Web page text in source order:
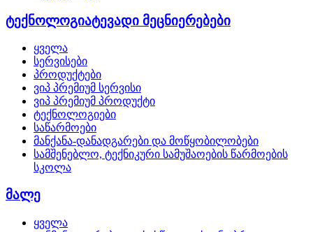
ტექნოლოგიატევადი მეცნიერებები
ყველა
სერვისები
პროდუქტები
ვიპ პრემიუმ სერვისი
ვიპ პრემიუმ პროდუქტი
ტექნოლოგიები
საწარმოები
მანქანა-დანადგარები და მოწყობილობები
სამშენებლო, ტექნიკური სამუშაოების წარმოების
სკოლა
მალე
ყველა